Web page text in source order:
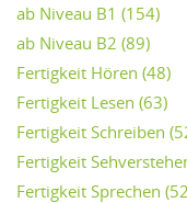
ab Niveau B1 (154)
ab Niveau B2 (89)
Fertigkeit Hören (48)
Fertigkeit Lesen (63)
Fertigkeit Schreiben
Fertigkeit
Fertigkeit Sprechen